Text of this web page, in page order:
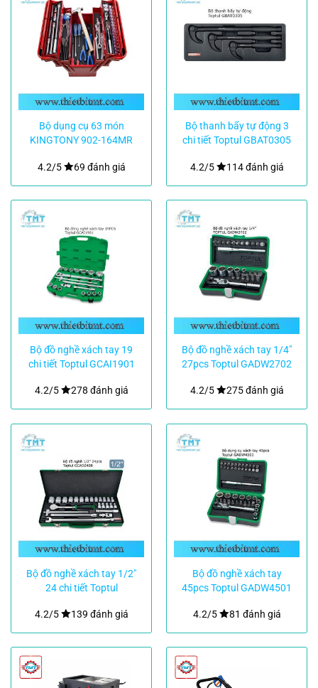
Bộ dụng cụ 63 món
KINGTONY 902-164MR
4.2/5 69 đánh giá
Bộ thanh bẩy tự động 3
chi tiết Toptul GBAT0305
4.2/5 114 đánh giá
Bộ đồ nghề xách tay 19
chi tiết Toptul GCAI1901
4.2/5 278 đánh giá
Bộ đồ nghề xách tay 1/4″
27pcs Toptul GADW2702
4.2/5 275 đánh giá
Bộ đồ nghề xách tay 1/2″
24 chi tiết Toptul
4.2/5
139 đánh giá
Bộ đồ nghề xách tay
45pcs Toptul GADW4501
4.2/5 81 đánh giá